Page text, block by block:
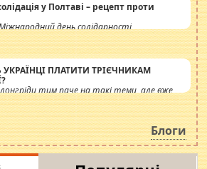
у Полтаві – рецепт проти
день солідарності
ПЛАТИТИ ТРІЄЧНИКАМ
тим паче на такі теми, але вже
Обурюють сьогоднішні інсенуації
питання. Штучно
ще одна соціальна катастрофа.
Блоги